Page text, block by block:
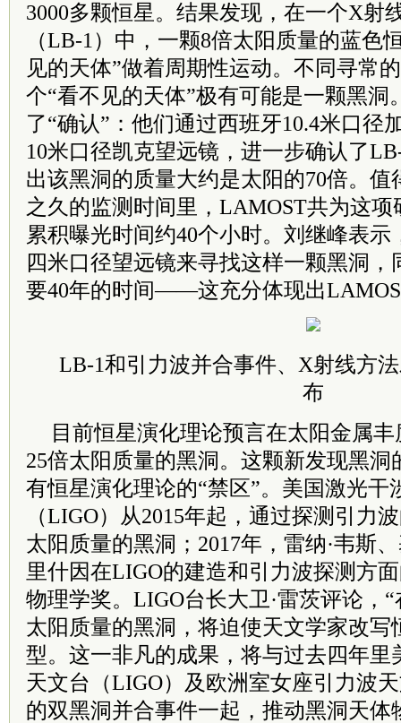
3000多颗恒星。结果发现，在一个X射
（LB-1）中，一颗8倍太阳质量的蓝色
见的天体”做着周期性运动。不同寻常
个“看不见的天体”极有可能是一颗黑洞
了“确认”：他们通过西班牙10.4米口径
10米口径凯克望远镜，进一步确认了
出该黑洞的质量大约是太阳的70倍。值
之久的监测时间里，LAMOST共为这项
累积曝光时间约40个小时。刘继峰表
四米口径望远镜来寻找这样一颗黑洞，
要40年的时间——这充分体现出
LB-1和引力波并合事件、X射线方
布
目前恒星演化理论预言在太阳金属
25倍太阳质量的黑洞。这颗新发现黑洞
有恒星演化理论的“禁区”。美国激光干
（LIGO）从2015年起，通过探测引力
太阳质量的黑洞；2017年，雷纳·韦斯
里什因在LIGO的建造和引力波探测方
物理学奖。LIGO台长大卫·雷茨评论，
太阳质量的黑洞，将迫使天文学家改写
型。这一非凡的成果，将与过去四年里
天文台（LIGO）及欧洲室女座引力波
的双黑洞并合事件一起，推动黑洞天体